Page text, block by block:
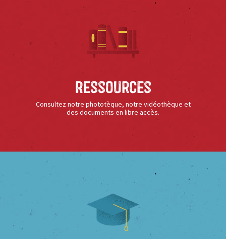
Ressources
Consultez notre phototèque, notre vidéothèque et
des documents en libre accès.